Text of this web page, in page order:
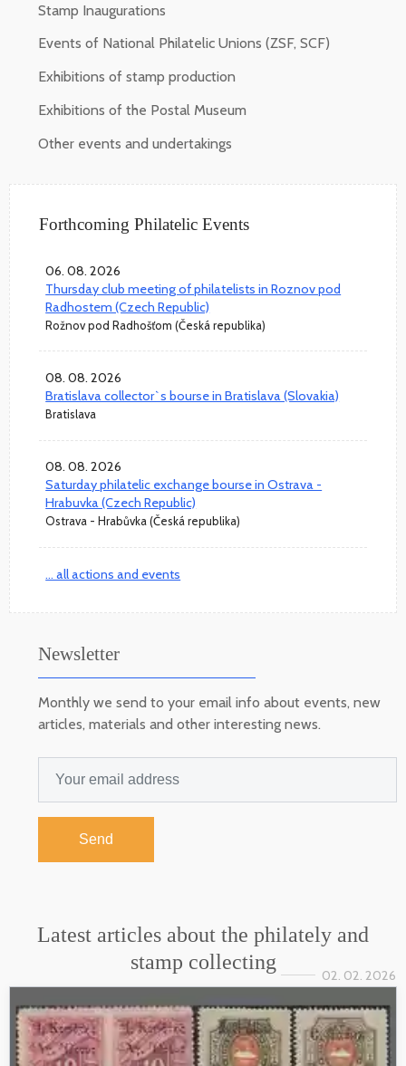
Stamp Inaugurations
Events of National Philatelic Unions (ZSF, SCF)
Exhibitions of stamp production
Exhibitions of the Postal Museum
Other events and undertakings
Forthcoming Philatelic Events
06. 08. 2026
Thursday club meeting of philatelists in Roznov pod
Radhostem (Czech Republic)
Rožnov pod Radhošťom (Česká republika)
08. 08. 2026
Bratislava collector`s bourse in Bratislava (Slovakia)
Bratislava
08. 08. 2026
Saturday philatelic exchange bourse in Ostrava -
Hrabuvka (Czech Republic)
Ostrava - Hrabůvka (Česká republika)
... all actions and events
Newsletter
Monthly we send to your email info about events, new
articles, materials and other interesting news.
Send
Latest articles about the philately and
stamp collecting
02. 02. 2026